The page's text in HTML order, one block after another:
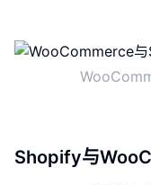
Shopify与